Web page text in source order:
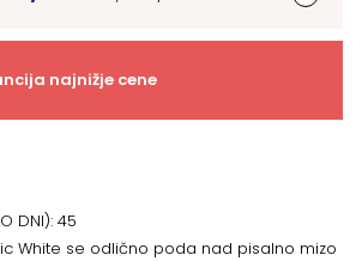
najnižje cene
DNI): 45
White se odlično poda nad pisalno mizo